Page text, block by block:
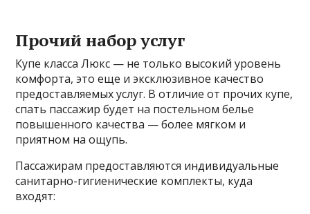
Прочий набор услуг
Купе класса Люкс — не только высокий уровень
комфорта, это еще и эксклюзивное качество
предоставляемых услуг. В отличие от прочих купе,
спать пассажир будет на постельном белье
повышенного качества — более мягком и
приятном на ощупь.
Пассажирам предоставляются индивидуальные
санитарно-гигиенические комплекты, куда
входят: